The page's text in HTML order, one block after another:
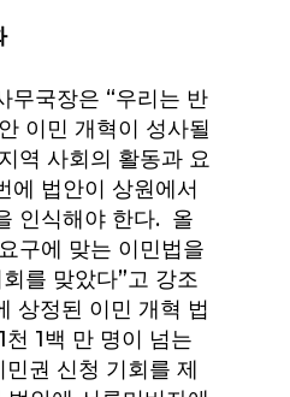
무국장은 “우리는 반
이민 개혁이 성사될
역 사회의 활동과 요
에 법안이 상원에서
인식해야 한다. 올
구에 맞는 이민법을
를 맞았다”고 강조
상정된 이민 개혁 법
1백 만 명이 넘는
권 신청 기회를 제